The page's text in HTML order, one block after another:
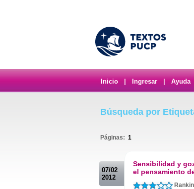
Inicio Ingresar Ayuda
Búsqueda por
Páginas: 1
07/02
2012
Sensibilidad y
el pensamiento